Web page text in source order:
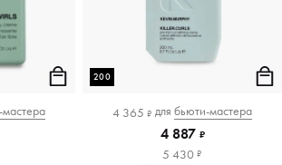
200
4 365 ₽ для бьюти-мастера
4 887 ₽
5 430 ₽